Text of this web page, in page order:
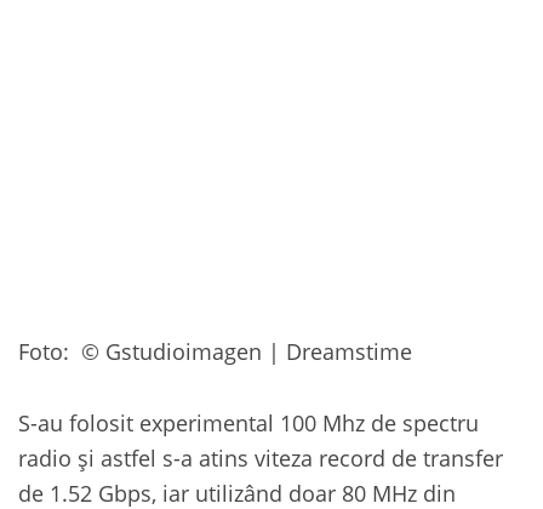
Foto: © Gstudioimagen | Dreamstime
S-au folosit experimental 100 Mhz de spectru
radio și astfel s-a atins viteza record de transfer
de 1.52 Gbps, iar utilizând doar 80 MHz din